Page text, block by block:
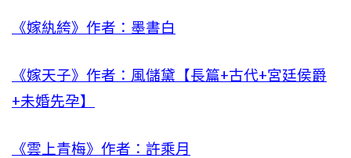
《嫁紈絝》作者：墨書白
《嫁天子》作者：風儲黛【長篇+古代+宮廷侯爵
+未婚先孕】
《雲上青梅》作者：許乘月